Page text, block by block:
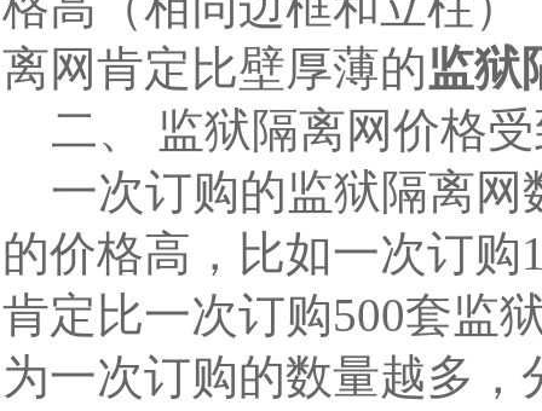
离网肯定比壁厚薄的监狱
二、 监狱隔离网价格
一次订购的监狱隔离网
的价格高，比如一次订购
肯定比一次订购500套监
为一次订购的数量越多